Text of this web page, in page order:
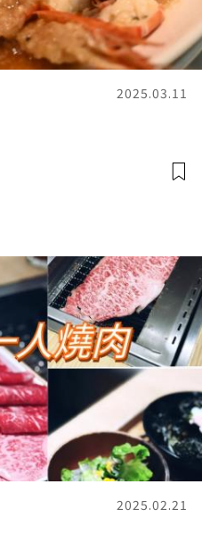
2025.03.11
2025.02.21